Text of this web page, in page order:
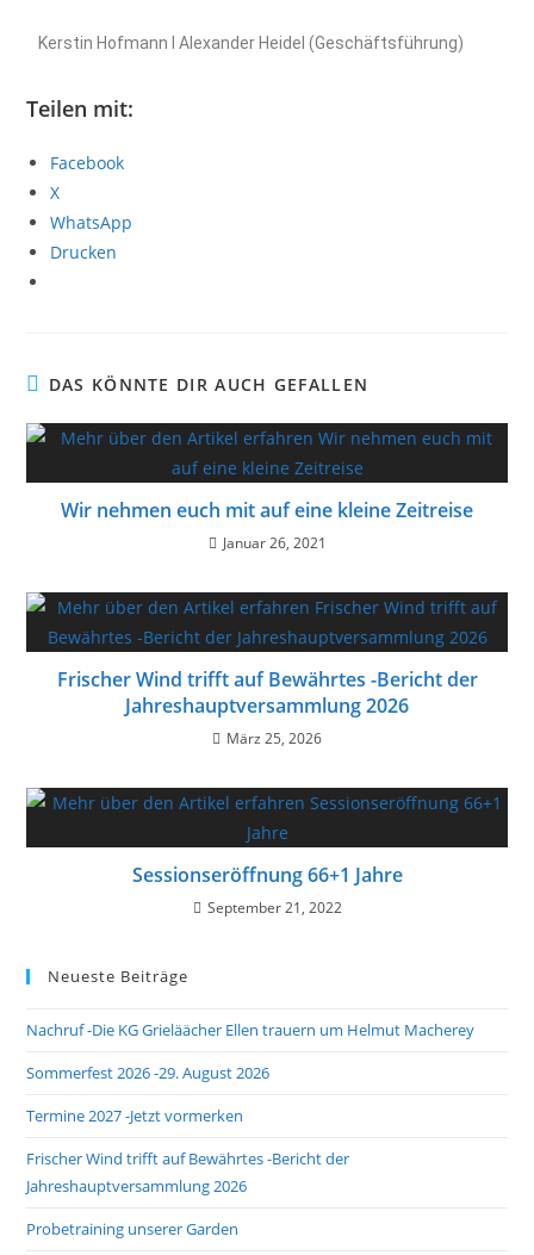
Kerstin Hofmann I Alexander Heidel (Geschäftsführung)
Teilen mit:
Facebook
X
WhatsApp
Drucken
DAS KÖNNTE DIR AUCH GEFALLEN
Wir nehmen euch mit auf eine kleine Zeitreise
Januar 26, 2021
Frischer Wind trifft auf Bewährtes -Bericht der
Jahreshauptversammlung 2026
März 25, 2026
Sessionseröffnung 66+1 Jahre
September 21, 2022
Neueste Beiträge
Nachruf -Die KG Grieläächer Ellen trauern um Helmut Macherey
Sommerfest 2026 -29. August 2026
Termine 2027 -Jetzt vormerken
Frischer Wind trifft auf Bewährtes -Bericht der
Jahreshauptversammlung 2026
Probetraining unserer Garden